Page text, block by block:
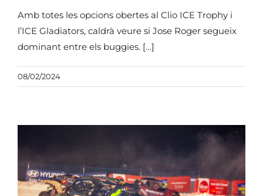
Amb totes les opcions obertes al Clio ICE Trophy i
l’ICE Gladiators, caldrà veure si Jose Roger segueix
dominant entre els buggies. […]
08/02/2024